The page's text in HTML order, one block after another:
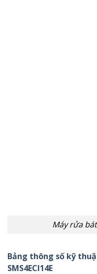
Máy rửa
Bảng thông số kỹ
SMS4ECI14E